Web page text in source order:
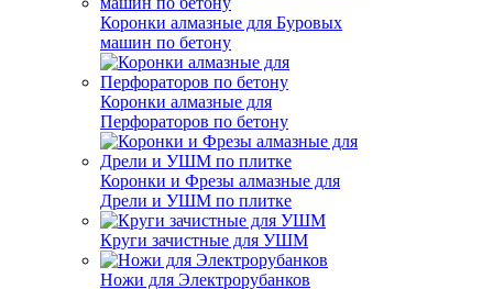
Коронки алмазные для Буровых
машин по бетону
Коронки алмазные для
Перфораторов по бетону
Коронки и Фрезы алмазные для
Дрели и УШМ по плитке
Круги зачистные для УШМ
Ножи для Электрорубанков